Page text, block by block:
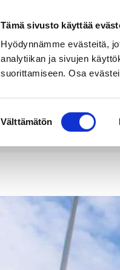
Tämä sivusto käyttää
Hyödynnämme evästeitä,
analytiikan ja sivujen
suorittamiseen. Osa
valinta
Välttämätön